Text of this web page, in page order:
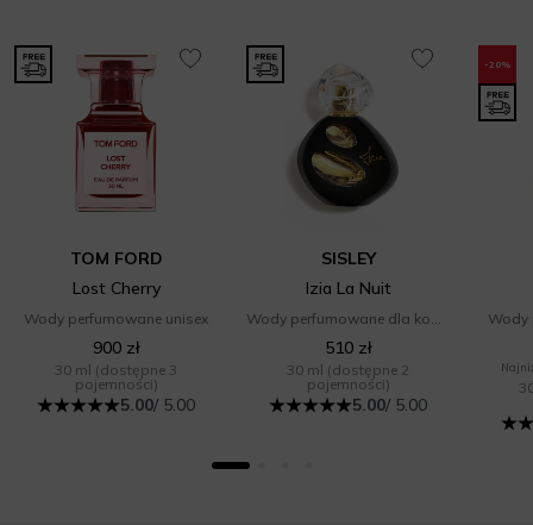
TOM FORD
Lost Cherry
Wody perfumowane unisex
900 zł
30 ml (dostępne 3
pojemności)
5.00/ 5.00
SISLEY
Izia La Nuit
510 zł
30 ml (dostępne 2
pojemności)
5.00/ 5.00
-20%
Wody